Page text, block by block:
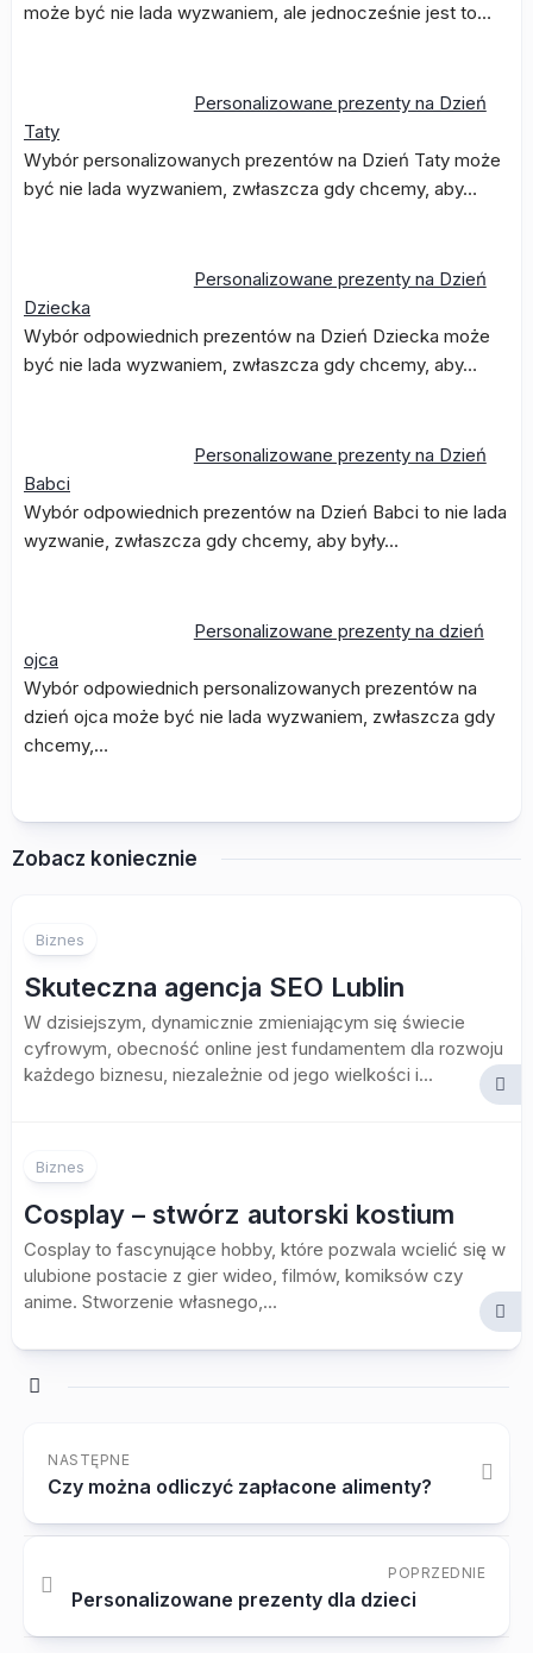
może być nie lada wyzwaniem, ale jednocześnie jest to…
Personalizowane prezenty na Dzień
Taty
Wybór personalizowanych prezentów na Dzień Taty może
być nie lada wyzwaniem, zwłaszcza gdy chcemy, aby…
Personalizowane prezenty na Dzień
Dziecka
Wybór odpowiednich prezentów na Dzień Dziecka może
być nie lada wyzwaniem, zwłaszcza gdy chcemy, aby…
Personalizowane prezenty na Dzień
Babci
Wybór odpowiednich prezentów na Dzień Babci to nie lada
wyzwanie, zwłaszcza gdy chcemy, aby były…
Personalizowane prezenty na dzień
ojca
Wybór odpowiednich personalizowanych prezentów na
dzień ojca może być nie lada wyzwaniem, zwłaszcza gdy
chcemy,…
Zobacz koniecznie
Biznes
Skuteczna agencja SEO Lublin
W dzisiejszym, dynamicznie zmieniającym się świecie
cyfrowym, obecność online jest fundamentem dla rozwoju
każdego biznesu, niezależnie od jego wielkości i...
Biznes
Cosplay – stwórz autorski kostium
Cosplay to fascynujące hobby, które pozwala wcielić się w
ulubione postacie z gier wideo, filmów, komiksów czy
anime. Stworzenie własnego,...
NASTĘPNE
Czy można odliczyć zapłacone alimenty?
POPRZEDNIE
Personalizowane prezenty dla dzieci